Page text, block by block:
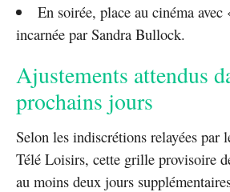
En soirée, place au cinéma avec
incarnée par Sandra Bullock.
Ajustements attendus
prochains jours
Selon les indiscrétions relayées par
Télé Loisirs, cette grille provisoire
au moins deux jours